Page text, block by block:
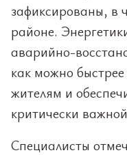
зафиксированы, в
районе.
аварийно-
как можно
жителям и
критически
Специалисты